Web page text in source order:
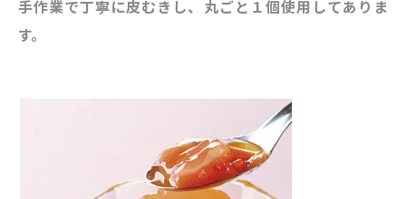
手作業で丁寧に皮むきし、丸ごと１個使用してありま
す。